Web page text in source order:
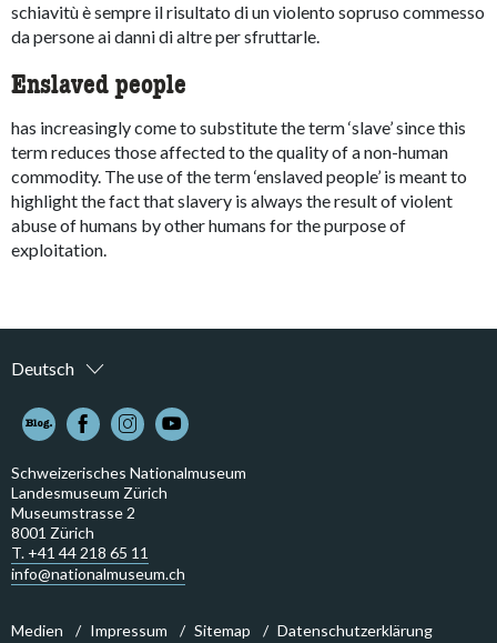
schiavitù è sempre il risultato di un violento sopruso commesso
da persone ai danni di altre per sfruttarle.
Enslaved people
has increasingly come to substitute the term ‘slave’ since this
term reduces those affected to the quality of a non-human
commodity. The use of the term ‘enslaved people’ is meant to
highlight the fact that slavery is always the result of violent
abuse of humans by other humans for the purpose of
exploitation.
Deutsch
Schweizerisches Nationalmuseum
Landesmuseum Zürich
Museumstrasse 2
8001 Zürich
T. +41 44 218 65 11
info@nationalmuseum.ch
Medien Impressum Sitemap Datenschutzerklärung